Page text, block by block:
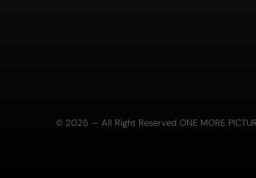
© 2025 — All Right Reserved ONE MORE